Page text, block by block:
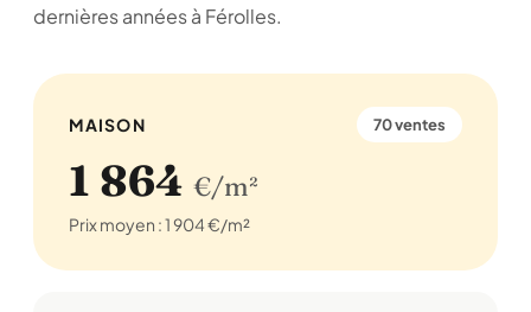
dernières années à Férolles.
MAISON 70 ventes
1 864 €/m²
Prix moyen : 1 904 €/m²